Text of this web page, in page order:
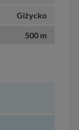
Giżycko
500 m